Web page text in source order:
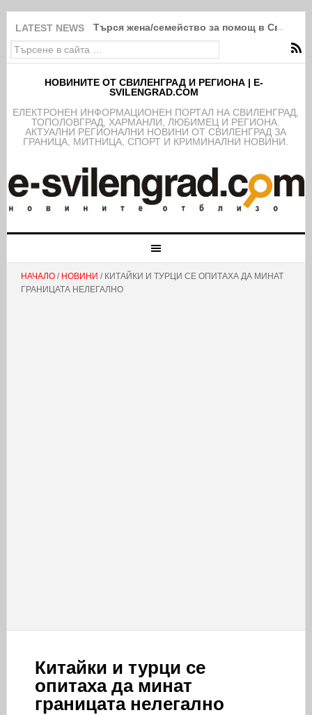
LATEST NEWS Търся жена/семейство за помощ в
НОВИНИТЕ ОТ СВИЛЕНГРАД И РЕГИОНА | E-
SVILENGRAD.COM
EЛЕКТРОНЕН ИНФОРМАЦИОНЕН ПОРТАЛ НА СВИЛЕНГРАД,
ТОПОЛОВГРАД, ХАРМАНЛИ, ЛЮБИМЕЦ И РЕГИОНА.
АКТУАЛНИ РЕГИОНАЛНИ НОВИНИ ОТ СВИЛЕНГРАД ЗА
ГРАНИЦА, МИТНИЦА, СПОРТ И КРИМИНАЛНИ НОВИНИ.
НАЧАЛО/ НОВИНИ / КИТАЙКИ И ТУРЦИ СЕ ОПИТАХА ДА МИНАТ
ГРАНИЦАТА НЕЛЕГАЛНО
Китайки и турци се
опитаха да минат
границата нелегално